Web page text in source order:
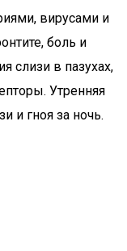
вирусами и
боль и
слизи в пазухах,
Утренняя
и гноя за ночь.